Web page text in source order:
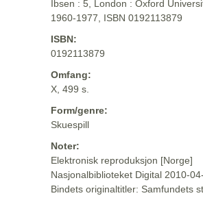
Ibsen : 5, London : Oxford
1960-1977, ISBN 0192113879
ISBN:
0192113879
Omfang:
X, 499 s.
Form/genre:
Skuespill
Noter:
Elektronisk reproduksjon [Norge]
Nasjonalbiblioteket Digital 2010-
Bindets originaltitler: Samfundets